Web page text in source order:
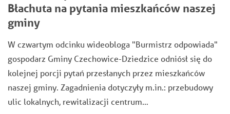
Błachuta na pytania mieszkańców naszej
gminy
W czwartym odcinku wideobloga "Burmistrz odpowiada"
gospodarz Gminy Czechowice-Dziedzice odniósł się do
kolejnej porcji pytań przesłanych przez mieszkańców
naszej gminy. Zagadnienia dotyczyły m.in.: przebudowy
ulic lokalnych, rewitalizacji centrum…